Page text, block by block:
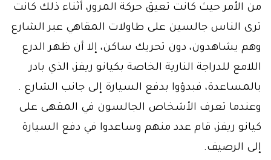
من الأمر حيث كانت تعيق حركة المرور، أثناء ذلك كانت
ترى الناس جالسين على طاولات المقاهي عبر الشارع
وهم يشاهدون، دون تحريك ساكن، إلا أن ظهر الدرع
اللامع للدراجة النارية الخاصة بكيانو ريفز، الذي بادر
بالمساعدة، فبدؤوا بدفع السيارة إلى جانب الشارع .
وعندما تعرف الأشخاص الجالسون في المقهى على
كيانو ريفز، قام عدد منهم وساعدوا في دفع السيارة
إلى الرصيف.